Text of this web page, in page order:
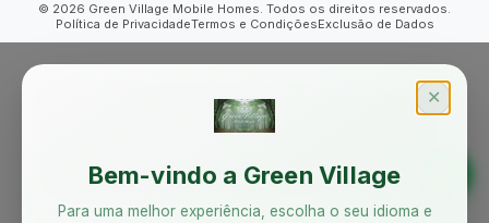
© 2026 Green Village Mobile Homes. Todos os direitos reservados.
Política de PrivacidadeTermos e CondiçõesExclusão de Dados
✕
Bem-vindo a Green Village
Para uma melhor experiência, escolha o seu idioma e